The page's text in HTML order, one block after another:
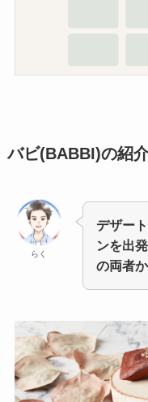
バビ(BABBI)の紹
らく
デザー
ンを出
の両者